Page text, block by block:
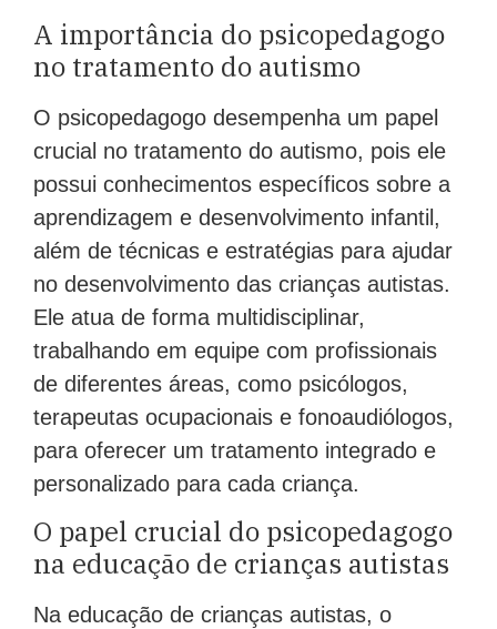
A importância do psicopedagogo
no tratamento do autismo
O psicopedagogo desempenha um papel
crucial no tratamento do autismo, pois ele
possui conhecimentos específicos sobre a
aprendizagem e desenvolvimento infantil,
além de técnicas e estratégias para ajudar
no desenvolvimento das crianças autistas.
Ele atua de forma multidisciplinar,
trabalhando em equipe com profissionais
de diferentes áreas, como psicólogos,
terapeutas ocupacionais e fonoaudiólogos,
para oferecer um tratamento integrado e
personalizado para cada criança.
O papel crucial do psicopedagogo
na educação de crianças autistas
Na educação de crianças autistas, o